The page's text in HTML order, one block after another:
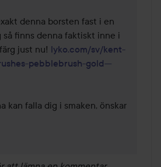
denna borsten fast i en
så finns denna faktiskt inne i
just nu! lyko.com/sv/kent-
pebblebrush-gold---
kan falla dig i smaken, önskar